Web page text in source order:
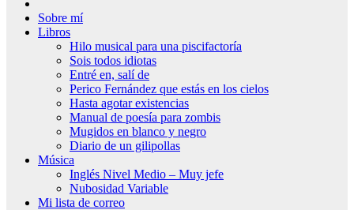
Sobre mí
Libros
Hilo musical para una piscifactoría
Sois todos idiotas
Entré en, salí de
Perico Fernández que estás en los cielos
Hasta agotar existencias
Manual de poesía para zombis
Mugidos en blanco y negro
Diario de un gilipollas
Música
Inglés Nivel Medio – Muy jefe
Nubosidad Variable
Mi lista de correo